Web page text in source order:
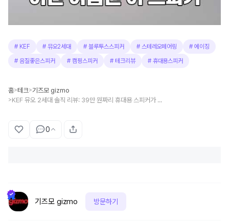
# KEF # 뮤오2세대 #블루투스스피커 # 스테레오페어링 #에이징
# 음질좋은스피커 #캠핑스피커 # 테크리뷰 # 휴대용스피커
홈>테크>기즈모 gizmo
> KEF 뮤오 2세대 솔직 리뷰: 39만 원짜리 휴대용 스피커가 돈값을 하기 위한 필수 조건
0
기즈모 gizmo 방문하기